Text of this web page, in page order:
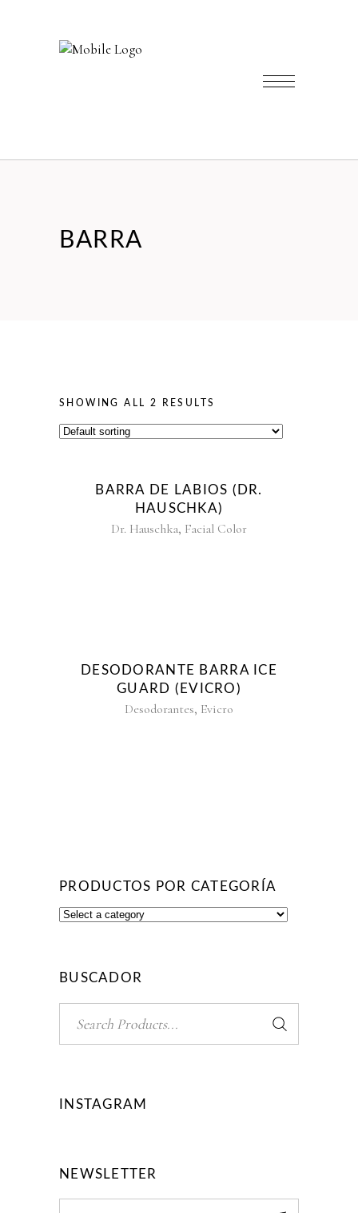
BARRA
SHOWING ALL 2 RESULTS
BARRA DE LABIOS (DR.
HAUSCHKA)
Dr. Hauschka, Facial Color
DESODORANTE BARRA ICE
GUARD (EVICRO)
Desodorantes, Evicro
PRODUCTOS POR CATEGORÍA
BUSCADOR
INSTAGRAM
NEWSLETTER